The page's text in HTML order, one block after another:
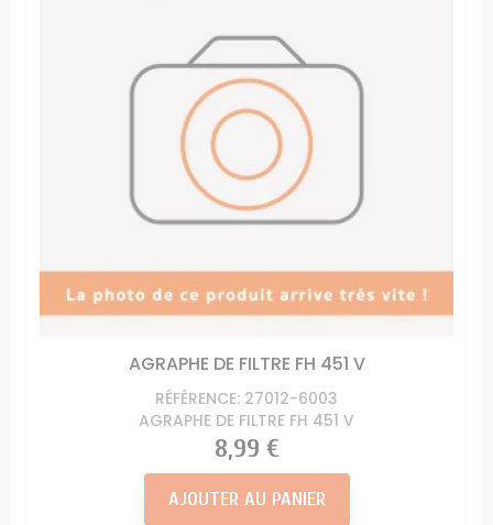
AGRAPHE DE FILTRE FH 451 V
RÉFÉRENCE: 27012-6003
AGRAPHE DE FILTRE FH 451 V
Prix
8,99 €
AJOUTER AU PANIER